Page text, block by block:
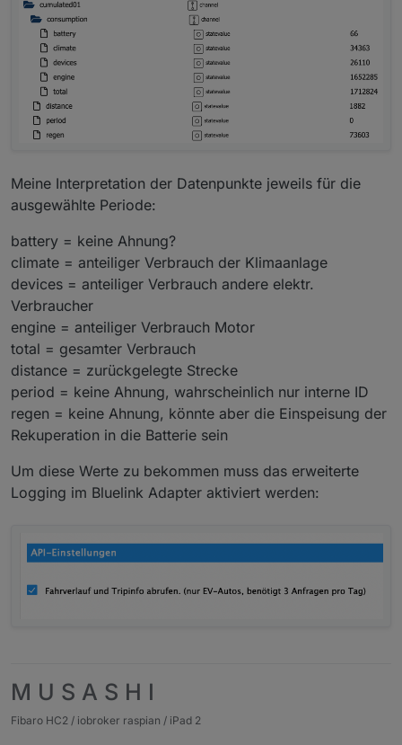
Meine Interpretation der Datenpunkte jeweils für die
ausgewählte Periode:
battery = keine Ahnung?
climate = anteiliger Verbrauch der Klimaanlage
devices = anteiliger Verbrauch andere elektr.
Verbraucher
engine = anteiliger Verbrauch Motor
total = gesamter Verbrauch
distance = zurückgelegte Strecke
period = keine Ahnung, wahrscheinlich nur interne ID
regen = keine Ahnung, könnte aber die Einspeisung der
Rekuperation in die Batterie sein
Um diese Werte zu bekommen muss das erweiterte
Logging im Bluelink Adapter aktiviert werden:
M U S A S H I
Fibaro HC2 / iobroker raspian / iPad 2